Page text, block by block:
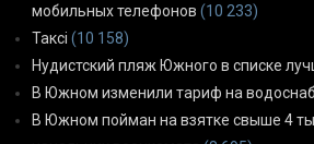
мобильных телефонов (10 233)
Таксі (10 158)
Нудистский пляж Южного в списке
В Южном изменили тариф на
В Южном пойман на взятке свыше 4